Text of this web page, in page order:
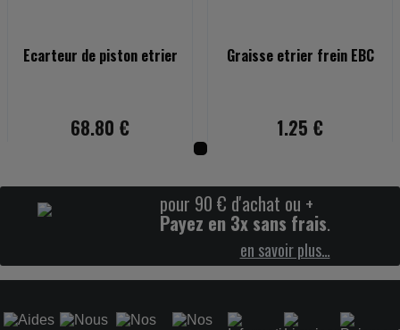
Ecarteur de piston etrier
68.80 €
Graisse etrier frein EBC
1.25 €
pour 90 € d'achat ou +
Payez en 3x sans frais.
en savoir plus…